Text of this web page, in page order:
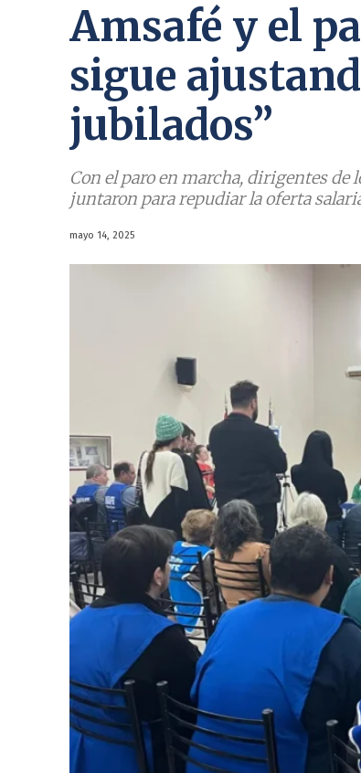
Amsafé y el
sigue
jubilados”
Con el paro en marcha, dirigentes
juntaron para repudiar la oferta
mayo 14, 2025